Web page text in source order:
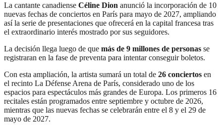
La cantante canadiense Céline Dion anunció la incorporación de 10
nuevas fechas de conciertos en París para mayo de 2027, ampliando
así la serie de presentaciones que ofrecerá en la capital francesa tras
el extraordinario interés mostrado por sus seguidores.
La decisión llega luego de que más de 9 millones de personas se
registraran en la fase de preventa para intentar conseguir boletos.
Con esta ampliación, la artista sumará un total de 26 conciertos en
el recinto La Défense Arena de París, considerado uno de los
espacios para espectáculos más grandes de Europa. Los primeros 16
recitales están programados entre septiembre y octubre de 2026,
mientras que las nuevas fechas se celebrarán entre el 8 y el 29 de
mayo de 2027.